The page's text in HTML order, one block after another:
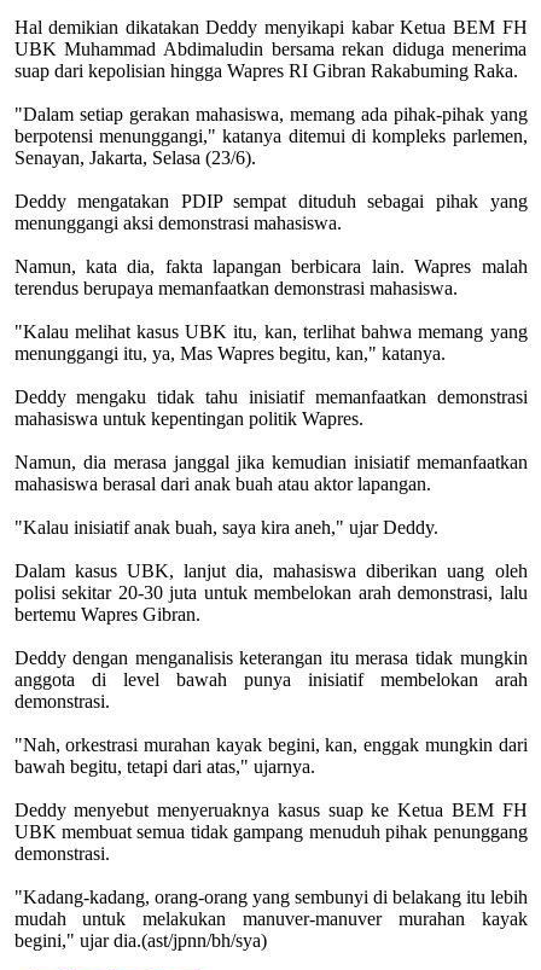
Hal demikian dikatakan Deddy menyikapi kabar Ketua BEM FH
UBK Muhammad Abdimaludin bersama rekan diduga menerima
suap dari kepolisian hingga Wapres RI Gibran Rakabuming Raka.
"Dalam setiap gerakan mahasiswa, memang ada pihak-pihak yang
berpotensi menunggangi," katanya ditemui di kompleks parlemen,
Senayan, Jakarta, Selasa (23/6).
Deddy mengatakan PDIP sempat dituduh sebagai pihak yang
menunggangi aksi demonstrasi mahasiswa.
Namun, kata dia, fakta lapangan berbicara lain. Wapres malah
terendus berupaya memanfaatkan demonstrasi mahasiswa.
"Kalau melihat kasus UBK itu, kan, terlihat bahwa memang yang
menunggangi itu, ya, Mas Wapres begitu, kan," katanya.
Deddy mengaku tidak tahu inisiatif memanfaatkan demonstrasi
mahasiswa untuk kepentingan politik Wapres.
Namun, dia merasa janggal jika kemudian inisiatif memanfaatkan
mahasiswa berasal dari anak buah atau aktor lapangan.
"Kalau inisiatif anak buah, saya kira aneh," ujar Deddy.
Dalam kasus UBK, lanjut dia, mahasiswa diberikan uang oleh
polisi sekitar 20-30 juta untuk membelokan arah demonstrasi, lalu
bertemu Wapres Gibran.
Deddy dengan menganalisis keterangan itu merasa tidak mungkin
anggota di level bawah punya inisiatif membelokan arah
demonstrasi.
"Nah, orkestrasi murahan kayak begini, kan, enggak mungkin dari
bawah begitu, tetapi dari atas," ujarnya.
Deddy menyebut menyeruaknya kasus suap ke Ketua BEM FH
UBK membuat semua tidak gampang menuduh pihak penunggang
demonstrasi.
"Kadang-kadang, orang-orang yang sembunyi di belakang itu lebih
mudah untuk melakukan manuver-manuver murahan kayak
begini," ujar dia.(ast/jpnn/bh/sya)